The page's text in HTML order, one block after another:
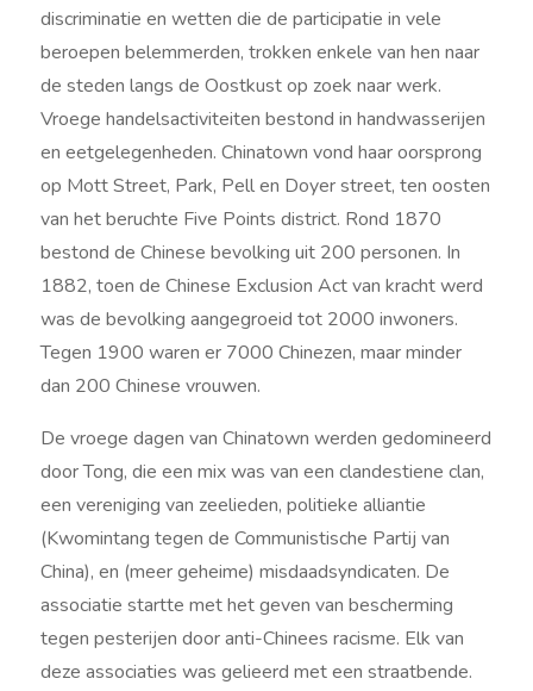
discriminatie en wetten die de participatie in vele
beroepen belemmerden, trokken enkele van hen naar
de steden langs de Oostkust op zoek naar werk.
Vroege handelsactiviteiten bestond in handwasserijen
en eetgelegenheden. Chinatown vond haar oorsprong
op Mott Street, Park, Pell en Doyer street, ten oosten
van het beruchte Five Points district. Rond 1870
bestond de Chinese bevolking uit 200 personen. In
1882, toen de Chinese Exclusion Act van kracht werd
was de bevolking aangegroeid tot 2000 inwoners.
Tegen 1900 waren er 7000 Chinezen, maar minder
dan 200 Chinese vrouwen.
De vroege dagen van Chinatown werden gedomineerd
door Tong, die een mix was van een clandestiene clan,
een vereniging van zeelieden, politieke alliantie
(Kwomintang tegen de Communistische Partij van
China), en (meer geheime) misdaadsyndicaten. De
associatie startte met het geven van bescherming
tegen pesterijen door anti-Chinees racisme. Elk van
deze associaties was gelieerd met een straatbende.